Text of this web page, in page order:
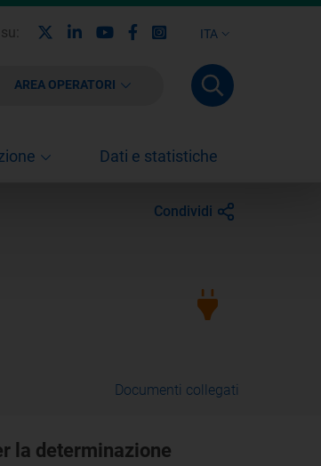
ITA
LinkedinYoutubeFacebook
Instagram
AREA OPERATORI
Dati e statistiche
Condividi
Documenti collegati
la determinazione